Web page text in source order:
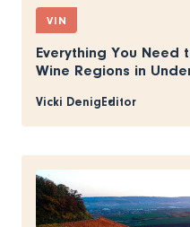
VIN
Everything You Need
Wine Regions in
Vicki DenigEditor